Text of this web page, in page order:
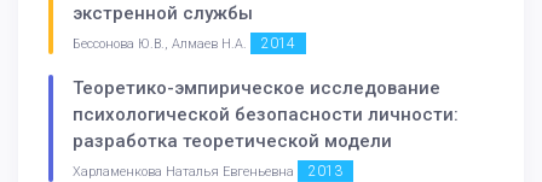
экстренной службы
Бессонова Ю.В., Алмаев Н.А. 2014
Теоретико-эмпирическое исследование
психологической безопасности личности:
разработка теоретической модели
Харламенкова Наталья Евгеньевна 2013